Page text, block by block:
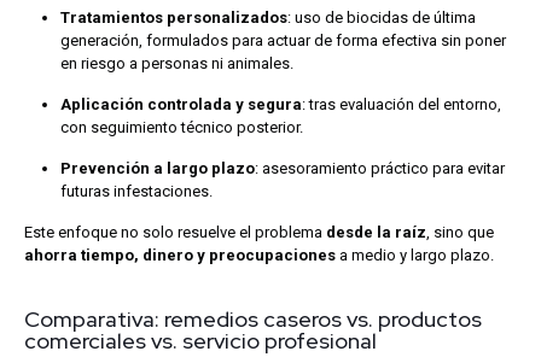
Tratamientos personalizados: uso de biocidas de última
generación, formulados para actuar de forma efectiva sin poner
en riesgo a personas ni animales.
Aplicación controlada y segura: tras evaluación del entorno,
con seguimiento técnico posterior.
Prevención a largo plazo: asesoramiento práctico para evitar
futuras infestaciones.
Este enfoque no solo resuelve el problema desde la raíz , sino que
ahorra tiempo, dinero y preocupaciones a medio y largo plazo.
Comparativa: remedios caseros vs. productos
comerciales vs. servicio profesional